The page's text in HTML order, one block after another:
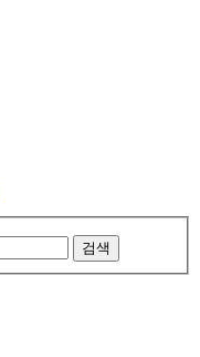
검색